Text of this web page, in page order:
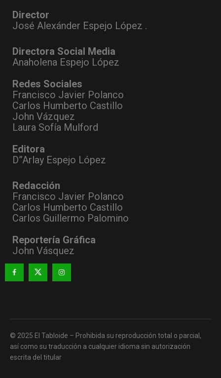
Director
José Alexánder Espejo López .
Directora Social Media
Anaholena Espejo López
Redes Sociales
Francisco Javier Polanco
Carlos Humberto Castillo
John Vázquez
Laura Sofía Mulford
Editora
D”Arlay Espejo López
Redacción
Francisco Javier Polanco
Carlos Humberto Castillo
Carlos Guillermo Palomino
Reportería Gráfica
John Vásquez
© 2025 El Tabloide – Prohibida su reproducción total o parcial,
así como su traducción a cualquier idioma sin autorización
escrita del titular